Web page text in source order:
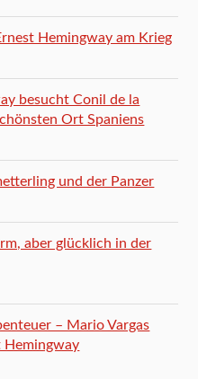
Hemingway am Krieg
besucht Conil de la
Ort Spaniens
und der Panzer
aber glücklich in der
– Mario Vargas
Hemingway